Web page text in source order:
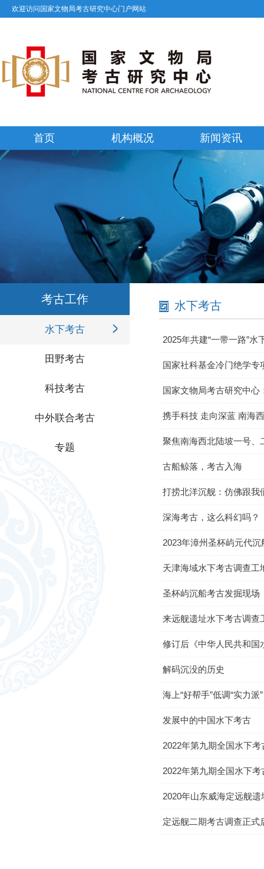
欢迎访问国家文物局考古研究中心门户网站
首页 机构概况 新闻资讯
考古工作
水下考古
田野考古
科技考古
中外联合考古
专题
水下考古
2025年共建“一带一路”
国家社科基金冷门绝学专
国家文物局考古研究中
携手科技 走向深蓝 南海
聚焦南海西北陆坡一号、
古船鲸落，考古入海
打捞北洋沉舰：仿佛跟我
深海考古，这么科幻吗？
2023年漳州圣杯屿元代
天津海域水下考古调查工
圣杯屿沉船考古发掘现场
来远舰遗址水下考古调查
修订后《中华人民共和
化遗产法律保护的中国贡
解码沉没的历史
海上“好帮手”低调“实力
发展中的中国水下考古
2022年第九期全国水下
2022年第九期全国水下
2020年山东威海定远舰
定远舰二期考古调查正式